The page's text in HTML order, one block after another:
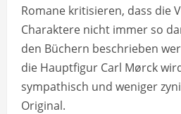
Romane kritisieren, dass die
Charaktere nicht immer so
den Büchern beschrieben
die Hauptfigur Carl Mørck
sympathisch und weniger
Original.